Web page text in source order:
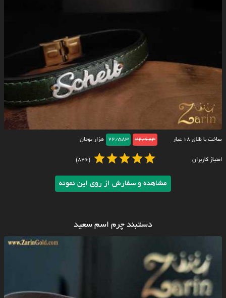
ساخت با طلای ۱۸ عیار 22/683
22/583 هزار تومان
امتیاز کاربران (846)
مشاهده و سفارش از روی این نمونه
دستبند چرم اسم سعید